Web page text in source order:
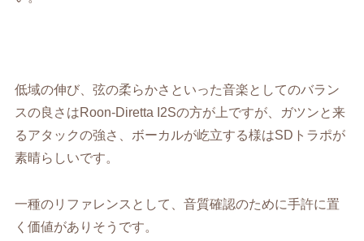
低域の伸び、弦の柔らかさといった音楽としてのバラン
スの良さはRoon-Diretta I2Sの方が上ですが、ガツンと来
るアタックの強さ、ボーカルが屹立する様はSDトラポが
素晴らしいです。
一種のリファレンスとして、音質確認のために手許に置
く価値がありそうです。